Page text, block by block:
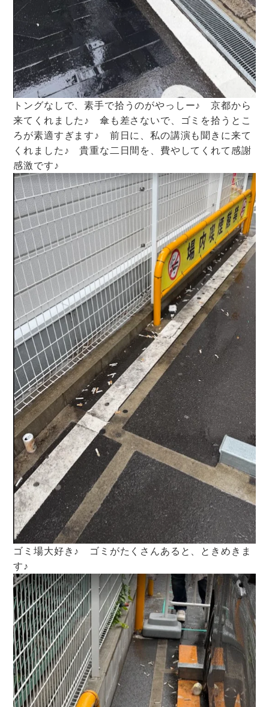
トングなしで、素手で拾うのがやっしー♪ 京都から
来てくれました♪ 傘も差さないで、ゴミを拾うとこ
ろが素適すぎます♪ 前日に、私の講演も聞きに来て
くれました♪ 貴重な二日間を、費やしてくれて感謝
感激です♪
ゴミ場大好き♪ ゴミがたくさんあると、ときめきま
す♪